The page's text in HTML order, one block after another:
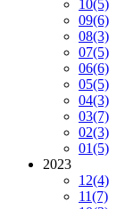
10(5)
09(6)
08(3)
07(5)
06(6)
05(5)
04(3)
03(7)
02(3)
01(5)
2023
12(4)
11(7)